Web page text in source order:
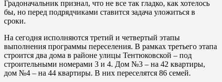
Градоначальник признал, что не все так гладко, как хотелось
бы, но перед подрядчиками ставится задача уложиться в
сроки.
На сегодня исполняются третий и четвертый этапы
выполнения программы переселения. В рамках третьего этапа
строится два дома в районе улицы Тентюковской – под
строительными номерами 3 и 4. Дом №3 – на 42 квартиры,
дом №4 – на 44 квартиры. В них переселятся 86 семей.